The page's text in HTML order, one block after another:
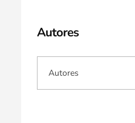
Autores